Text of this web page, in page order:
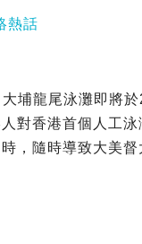
熱話
埔龍尾泳灘即將
對香港首個人工
，隨時導致大美